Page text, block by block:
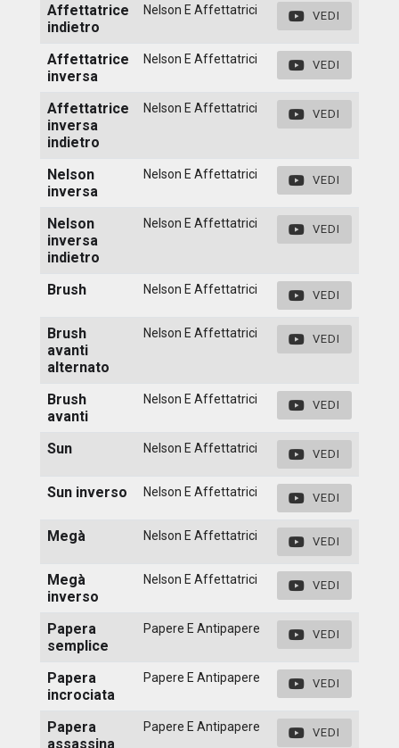
Affettatrice
indietro
Nelson E Affettatrici VEDI
Affettatrice
inversa
Nelson E Affettatrici VEDI
Affettatrice
inversa
indietro
Nelson E Affettatrici VEDI
Nelson
inversa
Nelson E Affettatrici VEDI
Nelson
inversa
indietro
Nelson E Affettatrici VEDI
Brush Nelson E Affettatrici VEDI
Brush
avanti
alternato
Nelson E Affettatrici VEDI
Brush
avanti
Nelson E Affettatrici VEDI
Sun Nelson E Affettatrici VEDI
Sun inverso Nelson E Affettatrici VEDI
Megà Nelson E Affettatrici VEDI
Megà
inverso
Nelson E Affettatrici VEDI
Papera
semplice
Papere E Antipapere VEDI
Papera
incrociata
Papere E Antipapere VEDI
Papera
assassina
Papere E Antipapere VEDI